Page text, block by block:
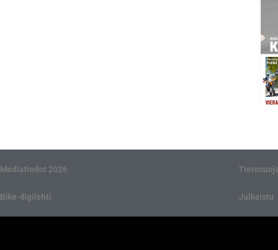
Mediatiedot 2026
Bike-digilehti Julkaistu